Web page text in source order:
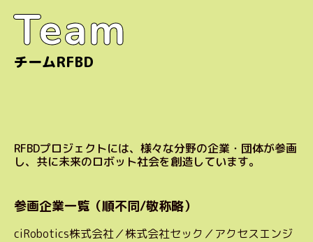
Team
Team
チームRFBD
RFBDプロジェクトには、様々な分野の企業・団体が参画
し、共に未来のロボット社会を創造しています。
参画企業一覧（順不同/敬称略）
ciRobotics株式会社／株式会社セック／アクセスエンジ